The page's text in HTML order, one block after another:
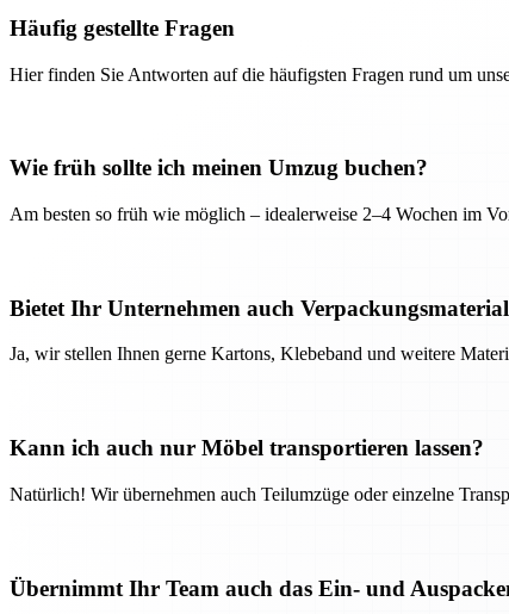
Häufig gestellte Fragen
Hier finden Sie Antworten auf die häufigsten Fragen rund um
Wie früh sollte ich meinen Umzug buchen?
Am besten so früh wie möglich – idealerweise 2–4 Wochen im
Bietet Ihr Unternehmen auch
Ja, wir stellen Ihnen gerne Kartons, Klebeband und weitere
Kann ich auch nur Möbel transportieren lassen?
Natürlich! Wir übernehmen auch Teilumzüge oder einzelne
Übernimmt Ihr Team auch das Ein- und